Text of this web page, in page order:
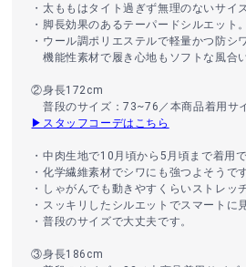
・太ももはタイト過ぎず無理のないサイ
・脚長効果のあるテーパードシルエット。
・ウール調ポリエステルで軽量かつ防シ
機能性素材で履き心地もソフトな風合い
②身長172cm
普段のサイズ：73~76／本商品着用サ
▶スタッフコーデはこちら
・中肉生地で10月頃から5月頃まで着用で
・化学繊維素材でシワにも強つよそうです
・しゃがんでも動きやすくらいストレッ
・スッキリしたシルエットでスマートに
・普段のサイズで大丈夫です。
③身長186cm